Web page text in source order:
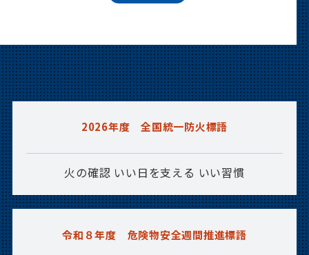
隊長養成アカデミー！」を開催します！
2026年07月06日 講習会
は終了しました
2026年06月29日 お知らせ
【7月17日（金）16時～】松本広域消防局
2026年度 全国統一防火標語
火の確認 いい日を支える いい習慣
令和８年度 危険物安全週間推進標語